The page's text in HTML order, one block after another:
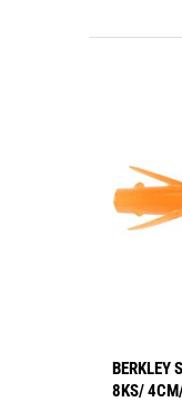
BERKLEY
8KS/